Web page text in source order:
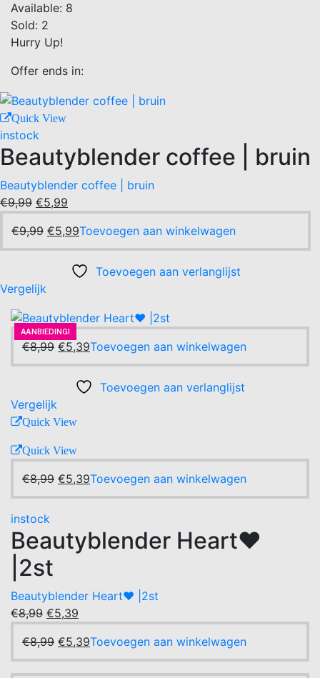
Available: 8
Sold: 2
Hurry Up!
Offer ends in:
Quick View
instock
Beautyblender coffee | bruin
Beautyblender coffee | bruin
€9,99 Oorspronkelijke
prijs
was:
€9,99.
€5,99
prijs
is:
€5,99.
€9,99 Oorspronkelijke
prijs
€9,99.
€5,99Huidige
prijs
is:
€5,99.
Toevoegen aan winkelwagen
Toevoegen aan verlanglijst
Vergelijk
AANBIEDING!
€8,99 Oorspronkelijke
prijs
was:
€8,99.
€5,39Huidige
prijs
is:
Toevoegen aan winkelwagen
Toevoegen aan verlanglijst
Vergelijk
Quick View
Quick View
€8,99 Oorspronkelijke
prijs
€8,99.
€5,39Huidige
prijs
€5,39.
Toevoegen aan winkelwagen
instock
Beautyblender Heart❤️
|2st
Beautyblender Heart❤️ |2st
€8,99 Oorspronkelijke
was:
€8,99.
€5,39
is:
€5,39.
-40%
€8,99 Oorspronkelijke
prijs
€5,39Huidige
prijs
Toevoegen aan winkelwagen
AANBIEDING!